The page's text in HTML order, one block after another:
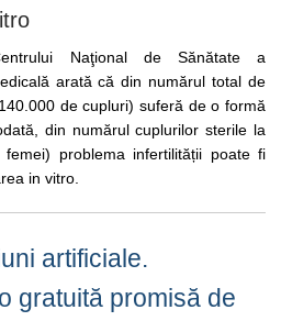
Naţional de Sănătate a
arată că din numărul total de
de cupluri) suferă de o formă
din numărul cuplurilor sterile la
problema infertilității poate fi
in vitro.
artificiale.
gratuită promisă de